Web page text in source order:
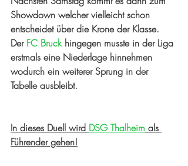
Showdown welcher vielleicht schon
entscheidet über die Krone der Klasse.
Der FC Bruck hingegen musste in der Liga
erstmals eine Niederlage hinnehmen
wodurch ein weiterer Sprung in der
Tabelle ausbleibt.
In dieses Duell wird DSG Thalheim als
Führender gehen!